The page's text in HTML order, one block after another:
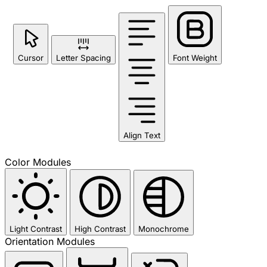
Cursor Letter Spacing
Align Text
Font Weight
Color Modules
Light Contrast High Contrast Monochrome
Orientation Modules